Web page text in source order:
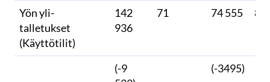
Yön yli-
talletukset
(Käyttötilit)
142
936
71 74 555 8
(-9
(-3495)